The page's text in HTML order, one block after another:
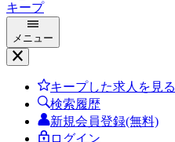
キープ
メニュー
キープした求人を見る
検索履歴
新規会員登録(無料)
ログイン